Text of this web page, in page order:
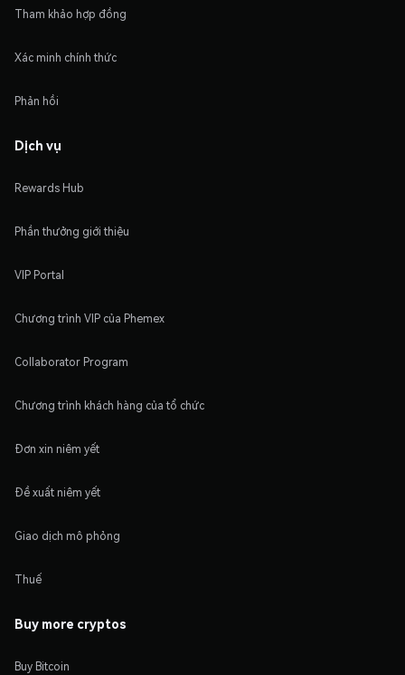
Tham khảo hợp đồng
Xác minh chính thức
Phản hồi
Dịch vụ
Rewards Hub
Phần thưởng giới thiệu
VIP Portal
Chương trình VIP của Phemex
Collaborator Program
Chương trình khách hàng của tổ chức
Đơn xin niêm yết
Đề xuất niêm yết
Giao dịch mô phỏng
Thuế
Buy more cryptos
Buy Bitcoin